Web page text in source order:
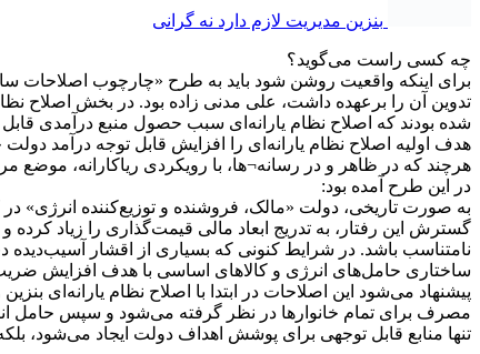
بنزین مدیریت لازم دارد نه گرانی
چه کسی راست می‌گوید؟
تدوین آن را برعهده داشت، علی مدنی زاده بود. در بخش اصلاح
شده بودند که اصلاح نظام یارانه‌ای سبب حصول منبع درآمدی
هدف اولیه اصلاح نظام یارانه‌ای را افزایش قابل توجه درآمد
هرچند که در ظاهر و در رسانه¬ها، با رویکردی ریاکارانه، موضع
در این طرح آمده بود:
به صورت تاریخی، دولت «مالک، فروشنده و توزیع‌کننده انرژی»
گسترش این رفتار، به تدریج ابعاد مالی قیمت‌گذاری را زیاد کرده
نامتناسب باشد. در شرایط کنونی که بسیاری از اقشار
ساختاری حامل‌های انرژی و کالاهای اساسی با هدف افزایش
پیشنهاد می‌شود این اصلاحات در ابتدا با اصلاح نظام
مصرف برای تمام خانوارها در نظر گرفته می‌شود و سپس حامل
تنها منابع قابل توجهی برای پوشش اهداف دولت ایجاد می‌شود،